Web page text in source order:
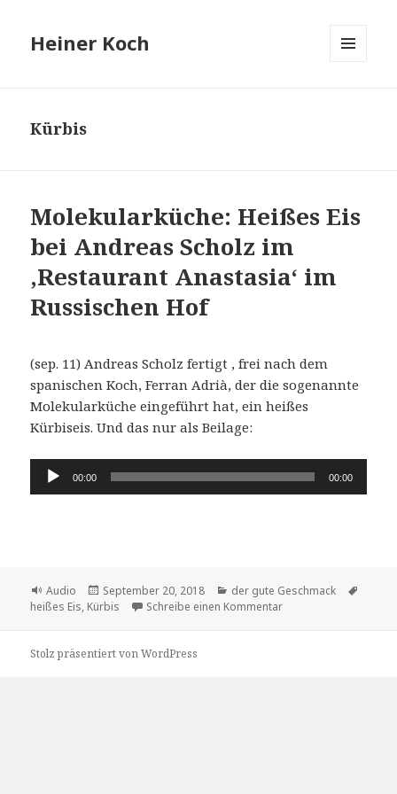
Heiner Koch
Kürbis
Molekularküche: Heißes Eis
bei Andreas Scholz im
,Restaurant Anastasia‘ im
Russischen Hof
(sep. 11) Andreas Scholz fertigt , frei nach dem
spanischen Koch, Ferran Adrià, der die sogenannte
Molekularküche eingeführt hat, ein heißes
Kürbiseis. Und das nur als Beilage:
Audio-
00:00 00:00
Format
Audio
Veröffentlicht
am
September 20, 2018 Kategorien
der gute Geschmack
heißes Eis, Kürbis Schreibe einen Kommentarzu Molekularküche:
Stolz präsentiert von WordPress